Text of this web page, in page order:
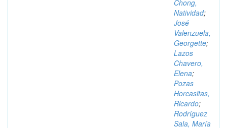
Chong,
Natividad;
José
Valenzuela,
Georgette;
Lazos
Chavero,
Elena;
Pozas
Horcasitas,
Ricardo;
Rodríguez
Sala, María